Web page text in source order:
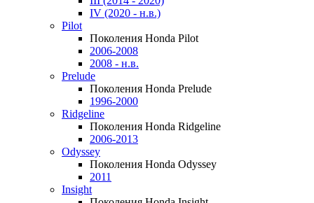
IV (2020 - н.в.)
Pilot
Поколения Honda Pilot
2006-2008
2008 - н.в.
Prelude
Поколения Honda Prelude
1996-2000
Ridgeline
Поколения Honda Ridgeline
2006-2013
Odyssey
Поколения Honda Odyssey
2011
Insight